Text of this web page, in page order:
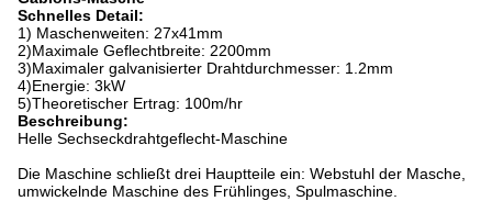
Schnelles Detail:
1) Maschenweiten: 27x41mm
2)Maximale Geflechtbreite: 2200mm
3)Maximaler galvanisierter Drahtdurchmesser: 1.2mm
4)Energie: 3kW
5)Theoretischer Ertrag: 100m/hr
Beschreibung:
Helle Sechseckdrahtgeflecht-Maschine
Die Maschine schließt drei Hauptteile ein: Webstuhl der Masche,
umwickelnde Maschine des Frühlinges, Spulmaschine.